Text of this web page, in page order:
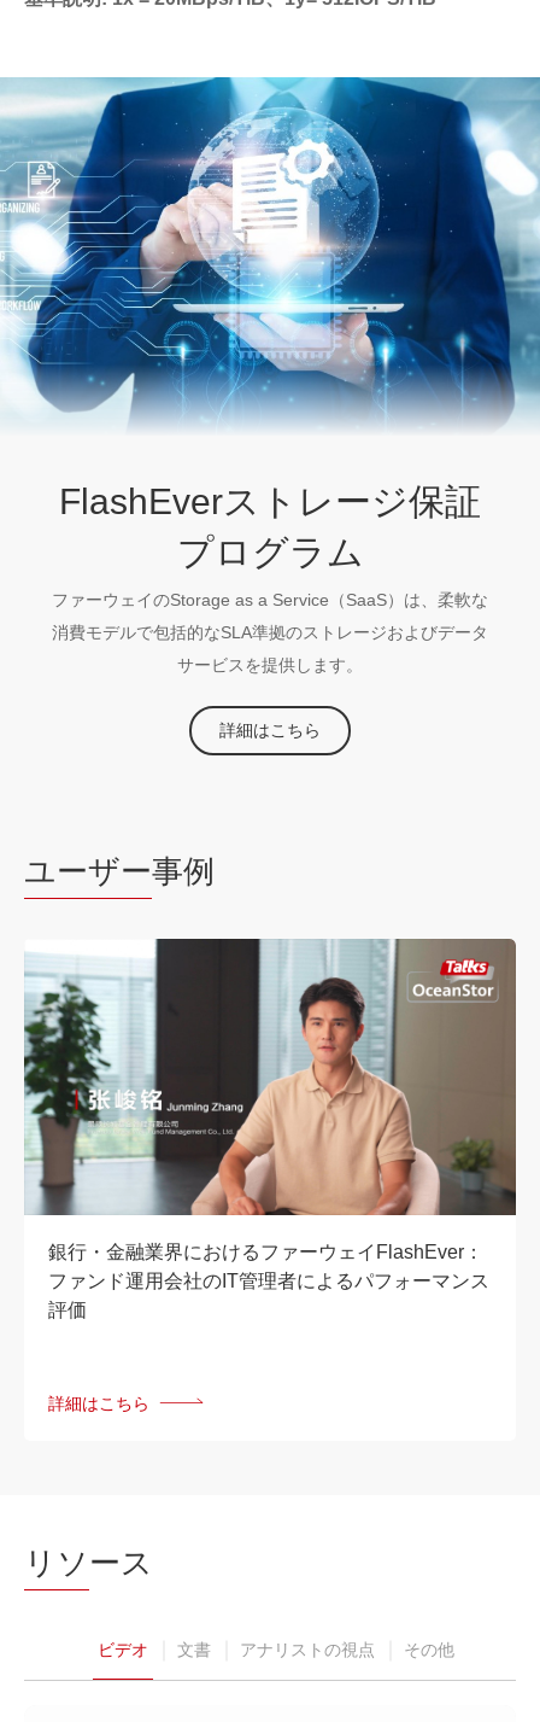
FlashEverストレージ保証
プログラム
ファーウェイのStorage as a Service（SaaS）は、柔軟な
消費モデルで包括的なSLA準拠のストレージおよびデータ
サービスを提供します。
詳細はこちら
ユーザー事例
銀行・金融業界におけるファーウェイFlashEver：
ファンド運用会社のIT管理者によるパフォーマンス
評価
詳細はこちら
リソ ース
ビデオ 文書 アナリストの視点 その他